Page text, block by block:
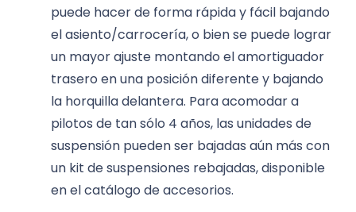
puede hacer de forma rápida y fácil bajando
el asiento/carrocería, o bien se puede lograr
un mayor ajuste montando el amortiguador
trasero en una posición diferente y bajando
la horquilla delantera. Para acomodar a
pilotos de tan sólo 4 años, las unidades de
suspensión pueden ser bajadas aún más con
un kit de suspensiones rebajadas, disponible
en el catálogo de accesorios.